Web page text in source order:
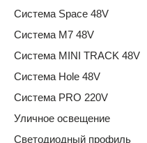
Система Space 48V
Система M7 48V
Система MINI TRACK 48V
Система Hole 48V
Система PRO 220V
Уличное освещение
Светодиодный профиль